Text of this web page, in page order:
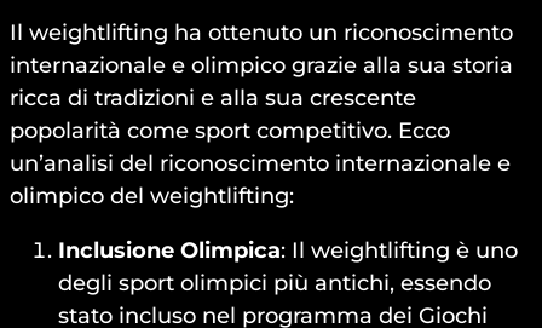
Il weightlifting ha ottenuto un riconoscimento
internazionale e olimpico grazie alla sua storia
ricca di tradizioni e alla sua crescente
popolarità come sport competitivo. Ecco
un’analisi del riconoscimento internazionale e
olimpico del weightlifting:
Inclusione Olimpica: Il weightlifting è uno
degli sport olimpici più antichi, essendo
stato incluso nel programma dei Giochi